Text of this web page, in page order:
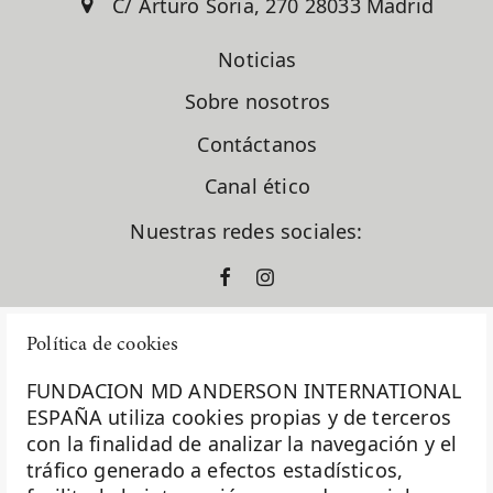
Política de cookies
FUNDACION MD ANDERSON INTERNATIONAL
ESPAÑA utiliza cookies propias y de terceros
con la finalidad de analizar la navegación y el
tráfico generado a efectos estadísticos,
Dr. Raúl Márquez Vázquez
Dra. Gema Moreno Bueno
Dra. Laura García Estévez
Dra. Natalia Carballo
Dra. Pilar López Criado
ensayos clínicos
evento solidario
formación
fundación diversión solidaria
Fundación Excelentia
Fundación MD Anderson España
Fundación Siglo Futuro
Gastroenterología
C/ Arturo Soria, 270 28033 Madrid
Noticias
Sobre nosotros
Contáctanos
Canal ético
Nuestras redes sociales:
La Fundación MD Anderson España - Hospiten es
miembro de laAsociación Española de Fundaciones